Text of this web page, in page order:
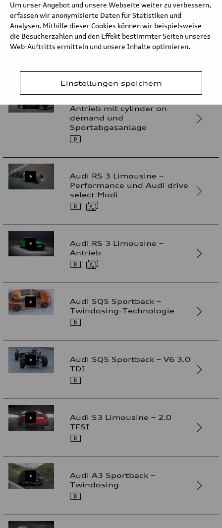
Audi S8 – Cylinder on
Demand
Antrieb mit cylinder on
demand und
Sportabgasanlage
Audi RS 3 Limousine –
Performance und Audi drive
select Modi
Audi RS 3 Limousine –
Antrieb
Audi SQ5 Sportback –
Twindosing-Technologie
Audi SQ5 Sportback – V6 3.0
TDI
Audi S3 Limousine – 2.0
TFSI
Audi A3 Sportback –
Twindosing
Um unser Angebot und unsere Webseite weiter zu verbessern,
erfassen wir anonymisierte Daten für Statistiken und
Analysen. Mithilfe dieser Cookies können wir beispielsweise
die Besucherzahlen und den Effekt bestimmter Seiten unseres
Web-Auftritts ermitteln und unsere Inhalte optimieren.
Einstellungen speichern